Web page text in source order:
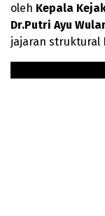
oleh Kepala
Dr.Putri Ayu
jajaran struktural